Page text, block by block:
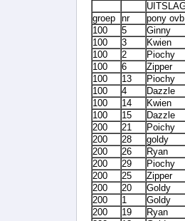
groep nr
pony ovb
100
5
Ginny
100
3
Kwien
100
2
Piochy
100
6
Zipper
100
13
Piochy
100
4
Dazzle
100
14
Kwien
100
15
Dazzle
200
21
Poichy
200
28
goldy
200
26
Ryan
200
29
Piochy
200
25
Zipper
200
20
Goldy
200
1
Goldy
200
19
Ryan